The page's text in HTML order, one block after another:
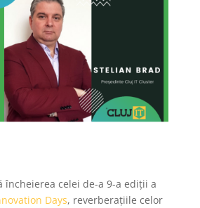
încheierea celei de-a 9-a ediții a
Days, reverberațiile celor